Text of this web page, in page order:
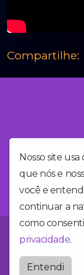
Compartilhe:
Nosso site
que nós e
você e
continuar a
como
privacidade.
Entendi
Você está no